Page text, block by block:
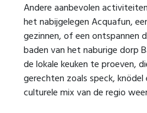
Andere aanbevolen
het nabijgelegen Acquafun,
gezinnen, of een ontspannen
baden van het naburige dorp
de lokale keuken te proeven,
gerechten zoals speck,
culturele mix van de regio